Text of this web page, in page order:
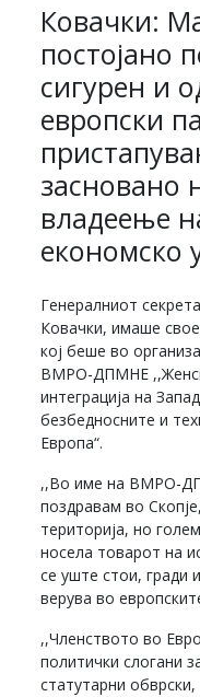
Ковачки:
постојано
сигурен и
европски
засновано
владеење
економско
Генералниот
Ковачки, имаше
кој беше во
ВМРО-ДПМНЕ
интеграција на
безбедносните и
Европа“.
,,Во име на ВМРО-
поздравам во
територија, но
носела товарот на
се уште стои, гради
верува во
,,Членството во
политички слогани
статутарни